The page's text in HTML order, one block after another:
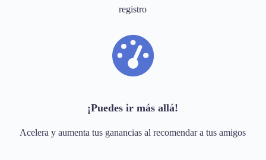
registro
¡Puedes ir más allá!
Acelera y aumenta tus ganancias al recomendar a tus amigos